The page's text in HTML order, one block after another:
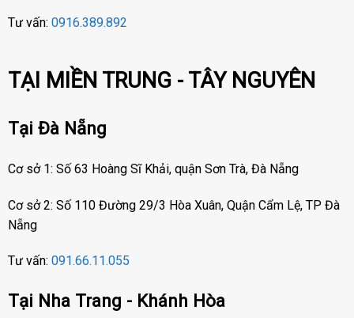
Tư vấn: 0916.389.892
TẠI MIỀN TRUNG - TÂY NGUYÊN
Tại Đà Nẵng
Cơ sở 1: Số 63 Hoàng Sĩ Khải, quận Sơn Trà, Đà Nẵng
Cơ sở 2: Số 110 Đường 29/3 Hòa Xuân, Quận Cẩm Lệ, TP Đà
Nẵng
Tư vấn: 091.66.11.055
Tại Nha Trang - Khánh Hòa